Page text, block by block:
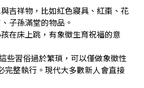
吉祥物，比如紅色寢具、紅棗、花
子孫滿堂的物品。
在床上跳，有象徵生育祝福的意
些習俗過於繁瑣，可以僅做象徵性
完整執行。現代大多數新人會直接